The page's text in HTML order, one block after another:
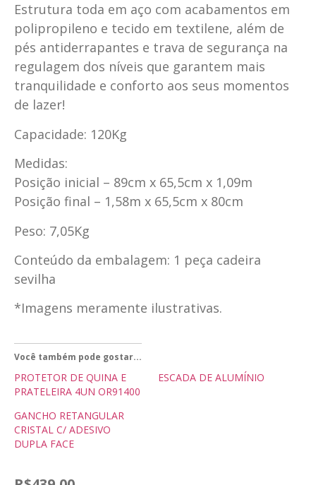
Estrutura toda em aço com acabamentos em
polipropileno e tecido em textilene, além de
pés antiderrapantes e trava de segurança na
regulagem dos níveis que garantem mais
tranquilidade e conforto aos seus momentos
de lazer!
Capacidade: 120Kg
Medidas:
Posição inicial – 89cm x 65,5cm x 1,09m
Posição final – 1,58m x 65,5cm x 80cm
Peso: 7,05Kg
Conteúdo da embalagem: 1 peça cadeira
sevilha
*Imagens meramente ilustrativas.
Você também pode gostar...
PROTETOR DE QUINA E
PRATELEIRA 4UN OR91400
ESCADA DE ALUMÍNIO
GANCHO RETANGULAR
CRISTAL C/ ADESIVO
DUPLA FACE